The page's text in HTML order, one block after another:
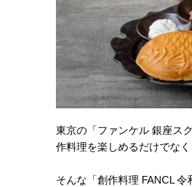
東京の「ファンケル 銀座ス
作料理を楽しめるだけでな
そんな「創作料理 FANCL